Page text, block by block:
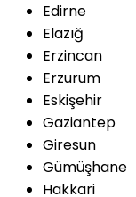
Edirne
Elazığ
Erzincan
Erzurum
Eskişehir
Gaziantep
Giresun
Gümüşhane
Hakkari